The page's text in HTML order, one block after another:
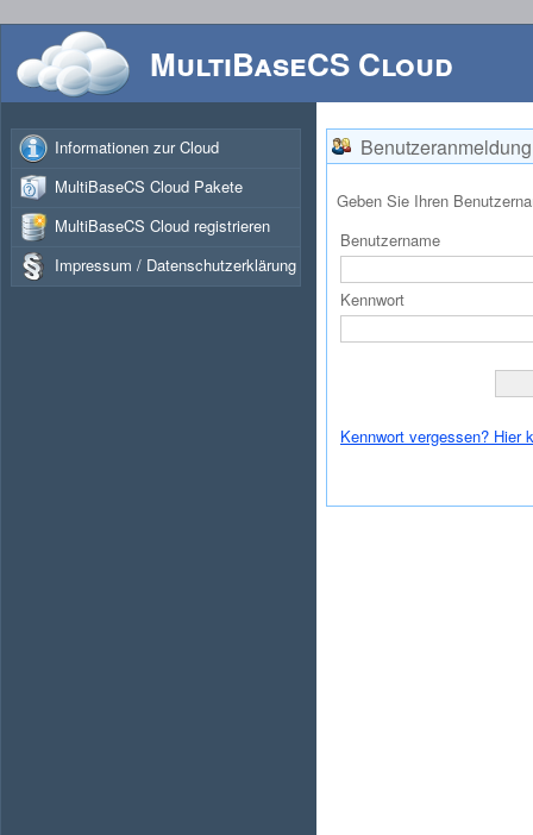
MultiBaseCS Cloud
Informationen zur Cloud
MultiBaseCS Cloud Pakete
MultiBaseCS Cloud registrieren
Impressum / Datenschutzerklärung
Benutzeranmeldung
Geben Sie Ihren
Benutzername
Kennwort
Kennwort vergessen? Hier